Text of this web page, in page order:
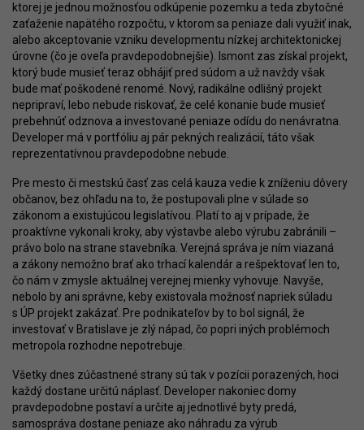
ktorej je jednou možnosťou odkúpenie pozemku a teda zbytočné
zaťaženie napätého rozpočtu, v ktorom sa peniaze dali využiť inak,
alebo akceptovanie vzniku developmentu nízkej architektonickej
úrovne (čo je oveľa pravdepodobnejšie). Ismont zas získal projekt,
ktorý bude musieť teraz obhájiť pred súdom a už navždy však
bude mať poškodené renomé. Nový, radikálne odlišný projekt
nepripraví, lebo nebude riskovať, že celé konanie bude musieť
prebehnúť odznova a investované peniaze odídu do nenávratna.
Developer má v portfóliu aj pár pekných realizácií, táto však
reprezentatívnou pravdepodobne nebude.
Pre mesto či mestskú časť zas celá kauza vedie k zníženiu dôvery
občanov, bez ohľadu na to, že postupovali plne v súlade so
zákonom a existujúcou legislatívou. Platí to aj v prípade, že
proaktívne vykonali kroky, aby výstavbe alebo výrubu zabránili –
právo bolo na strane stavebníka. Verejná správa je ním viazaná
a zákony nemožno brať ako trhací kalendár a rešpektovať len to,
čo nám v zmysle aktuálnej verejnej mienky vyhovuje. Navyše,
nebolo by ani správne, keby existovala možnosť napriek súladu
s ÚP projekt zakázať. Pre podnikateľov by to bol signál, že
investovať v Bratislave je zlý nápad, čo popri iných problémoch
metropola rozhodne nepotrebuje.
Všetky dnes zúčastnené strany sú tak v pozícii porazených, hoci
každý dostane určitú náplasť. Developer nakoniec domy
pravdepodobne postaví a určite aj jednotlivé byty predá,
samospráva dostane peniaze ako náhradu za výrub